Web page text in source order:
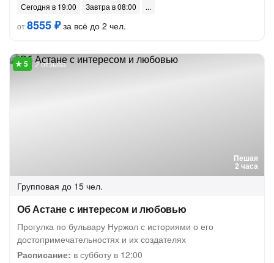
Сегодня в 19:00
Завтра в 08:00
от8555 ₽за всё до 2 чел.
Пешая
2 часа
2 отзыва
Групповая до 15 чел.
Об Астане с интересом и любовью
Прогулка по бульвару Нуржол с историями о его
достопримечательностях и их создателях
Расписание: в субботу в 12:00